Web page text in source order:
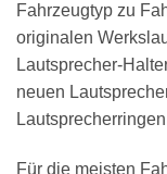
Fahrzeugtyp zu
originalen
Lautsprecher-
neuen
Für die meisten